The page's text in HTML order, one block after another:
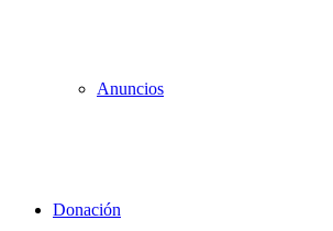
Anuncios
Donación